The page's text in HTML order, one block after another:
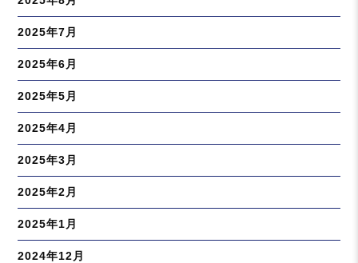
2025年7月
2025年6月
2025年5月
2025年4月
2025年3月
2025年2月
2025年1月
2024年12月